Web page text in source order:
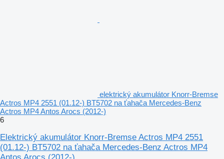
elektrický akumulátor Knorr-Bremse
Actros MP4 2551 (01.12-) BT5702 na ťahača Mercedes-Benz
Actros MP4 Antos Arocs (2012-)
6
Elektrický akumulátor Knorr-Bremse Actros MP4 2551
(01.12-) BT5702 na ťahača Mercedes-Benz Actros MP4
Antos Arocs (2012-)